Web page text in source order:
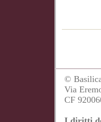
©
Via
CF